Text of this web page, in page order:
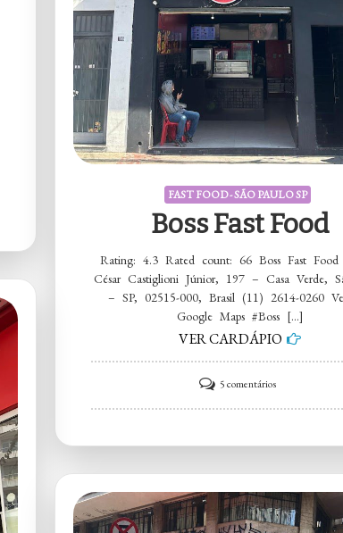
FAST FOOD - SÃO PAULO SP
Boss Fast Food
Rating: 4.3 Rated count: 66 Boss Fast
César Castiglioni Júnior, 197 – Casa Verde,
– SP, 02515-000, Brasil (11) 2614-0260
Google Maps #Boss […]
VER CARDÁPIO
5 comentáriosem
Boss